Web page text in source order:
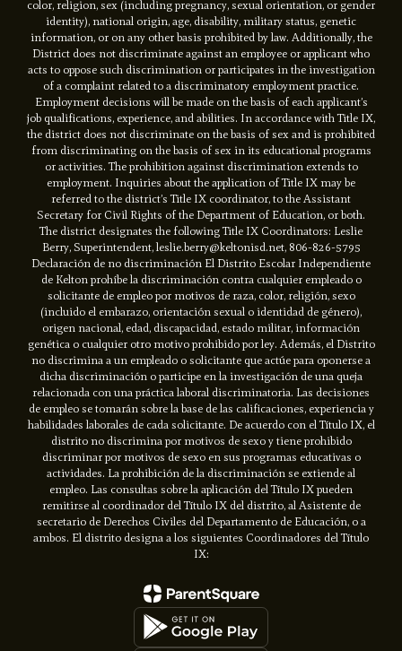
color, religion, sex (including pregnancy, sexual orientation, or gender
identity), national origin, age, disability, military status, genetic
information, or on any other basis prohibited by law. Additionally, the
District does not discriminate against an employee or applicant who
acts to oppose such discrimination or participates in the investigation
of a complaint related to a discriminatory employment practice.
Employment decisions will be made on the basis of each applicant’s
job qualifications, experience, and abilities. In accordance with Title IX,
the district does not discriminate on the basis of sex and is prohibited
from discriminating on the basis of sex in its educational programs
or activities. The prohibition against discrimination extends to
employment. Inquiries about the application of Title IX may be
referred to the district’s Title IX coordinator, to the Assistant
Secretary for Civil Rights of the Department of Education, or both.
The district designates the following Title IX Coordinators: Leslie
Berry, Superintendent, leslie.berry@keltonisd.net, 806-826-5795
Declaración de no discriminación El Distrito Escolar Independiente
de Kelton prohíbe la discriminación contra cualquier empleado o
solicitante de empleo por motivos de raza, color, religión, sexo
(incluido el embarazo, orientación sexual o identidad de género),
origen nacional, edad, discapacidad, estado militar, información
genética o cualquier otro motivo prohibido por ley. Además, el Distrito
no discrimina a un empleado o solicitante que actúe para oponerse a
dicha discriminación o participe en la investigación de una queja
relacionada con una práctica laboral discriminatoria. Las decisiones
de empleo se tomarán sobre la base de las calificaciones, experiencia y
habilidades laborales de cada solicitante. De acuerdo con el Título IX, el
distrito no discrimina por motivos de sexo y tiene prohibido
discriminar por motivos de sexo en sus programas educativas o
actividades. La prohibición de la discriminación se extiende al
empleo. Las consultas sobre la aplicación del Título IX pueden
remitirse al coordinador del Título IX del distrito, al Asistente de
secretario de Derechos Civiles del Departamento de Educación, o a
ambos. El distrito designa a los siguientes Coordinadores del Título
IX: